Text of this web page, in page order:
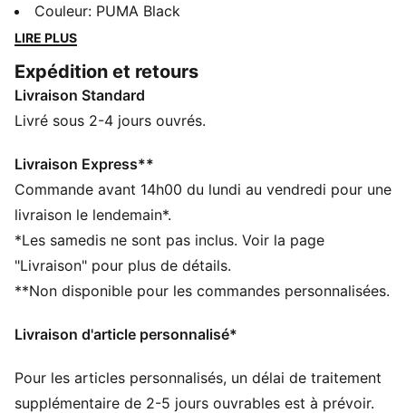
personnes qui aiment se démarquer. Fais le plein
d'énergie et exprime ta personnalité avec le style
CARACTÉRISTIQUES + AVANTAGES
Confectionné avec un minimum de 20 % de coton
recyclé
Coupe régulière
Tissu jersey simple
Longueur normale
Manches courtes
Détails brandés PUMA
Couleur: PUMA Black
LIRE PLUS
Expédition et retours
Livraison Standard
Livré sous 2-4 jours ouvrés.
Livraison Express**
Commande avant 14h00 du lundi au vendredi pour une
livraison le lendemain*.
*Les samedis ne sont pas inclus. Voir la page
"Livraison" pour plus de détails.
**Non disponible pour les commandes personnalisées.
Livraison d'article personnalisé*
Pour les articles personnalisés, un délai de traitement
supplémentaire de 2-5 jours ouvrables est à prévoir.